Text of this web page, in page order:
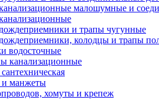
малошумные и
и трапы чугунные
колодцы и трапы
водосточные
канализационные
и манжеты
хомуты и крепеж